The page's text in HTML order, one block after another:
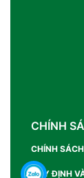
CHÍNH
CHÍNH
QUY ĐỊNH